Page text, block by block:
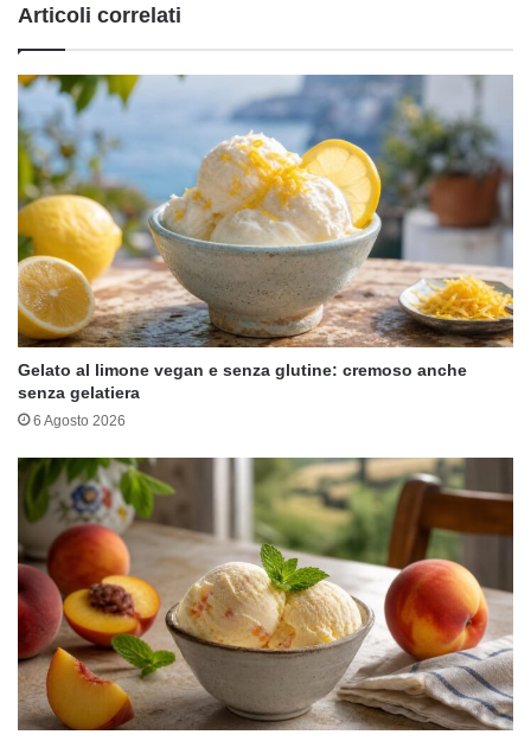
Articoli correlati
Gelato al limone vegan e senza glutine: cremoso anche
senza gelatiera
6 Agosto 2026